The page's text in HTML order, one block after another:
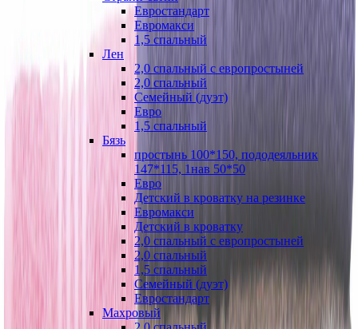
Евростандарт
Евромакси
1,5 спальный
Лен
2,0 спальный с европростыней
2,0 спальный
Семейный (дуэт)
Евро
1,5 спальный
Бязь
простынь 100*150, пододеяльник
147*115, 1нав 50*50
Евро
Детский в кроватку на резинке
Евромакси
Детский в кроватку
2,0 спальный с европростыней
2,0 спальный
1,5 спальный
Семейный (дуэт)
Евростандарт
Махровый